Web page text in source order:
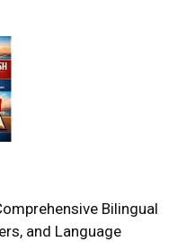
Bilingual
and Language